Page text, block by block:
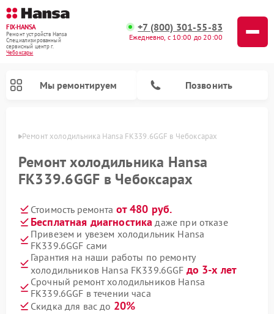
FIX-HANSA
Ремонт устройств Hansa
Специализированный
cервисный центр г.
Чебоксары
+7 (800) 301-55-83
Ежедневно, с 10:00 до 20:00
Мы ремонтируем Позвонить
Ремонт холодильника Hansa FK339.6GGF в Чебоксарах
Ремонт холодильника Hansa
FK339.6GGF в Чебоксарах
Стоимость ремонта от 480 руб.
Бесплатная диагностика даже при отказе
Привезем и увезем холодильник Hansa
FK339.6GGF сами
Гарантия на наши работы по ремонту
холодильников Hansa FK339.6GGF до 3-х лет
Срочный ремонт холодильников Hansa
FK339.6GGF в течении часа
Скидка для вас до 20%